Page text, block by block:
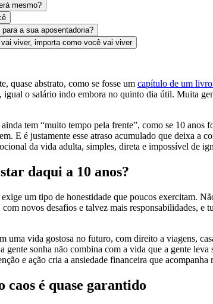
mesmo?
a sua aposentadoria?
viver, importa como você vai viver
quase abstrato, como se fosse um capítulo de um
igual o salário indo embora no quinto dia útil. Muita
tem “muito tempo pela frente”, como se 10
E é justamente esse atraso acumulado que deixa
da vida adulta, simples, direta e impossível de
daqui a 10 anos?
um tipo de honestidade que poucos exercitam.
novos desafios e talvez mais responsabilidades,
uma vida gostosa no futuro, com direito a viagens,
sonha não combina com a vida que a gente
e ação cria a ansiedade financeira que acompanha
é quase garantido